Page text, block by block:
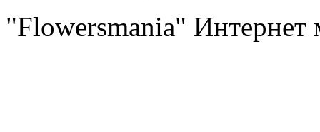
"Flowersmania" Интернет